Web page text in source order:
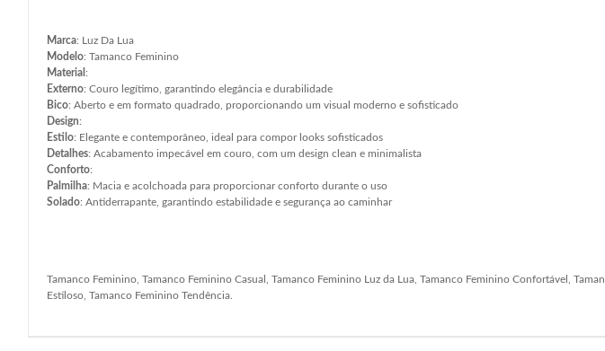
Marca: Luz Da Lua
Modelo: Tamanco Feminino
Material :
Externo: Couro legítimo, garantindo elegância e durabilidade
Bico: Aberto e em formato quadrado, proporcionando um visual moderno e sofisticado
Design:
Estilo: Elegante e contemporâneo, ideal para compor looks sofisticados
Detalhes: Acabamento impecável em couro, com um design clean e minimalista
Conforto:
Palmilha: Macia e acolchoada para proporcionar conforto durante o uso
Solado: Antiderrapante, garantindo estabilidade e segurança ao caminhar
Tamanco Feminino, Tamanco Feminino Casual, Tamanco Feminino Luz da Lua, Tamanco Feminino Confortável,
Estiloso, Tamanco Feminino Tendência.